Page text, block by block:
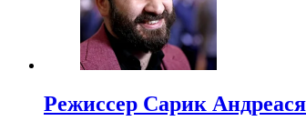
Режиссер Сарик